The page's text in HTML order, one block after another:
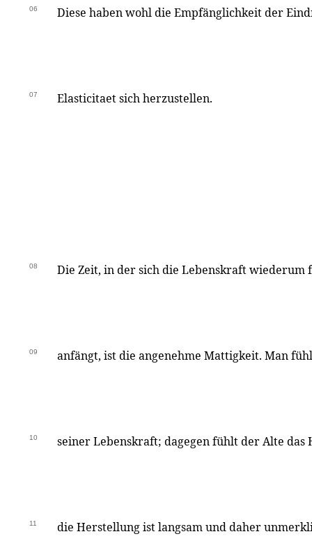
06 Diese haben wohl die Empfänglichkeit der
07 Elasticitaet sich herzustellen.
08 Die Zeit, in der sich die Lebenskraft wiederum
09 anfängt, ist die angenehme Mattigkeit. Man
10 seiner Lebenskraft; dagegen fühlt der Alte das
11 die Herstellung ist langsam und daher